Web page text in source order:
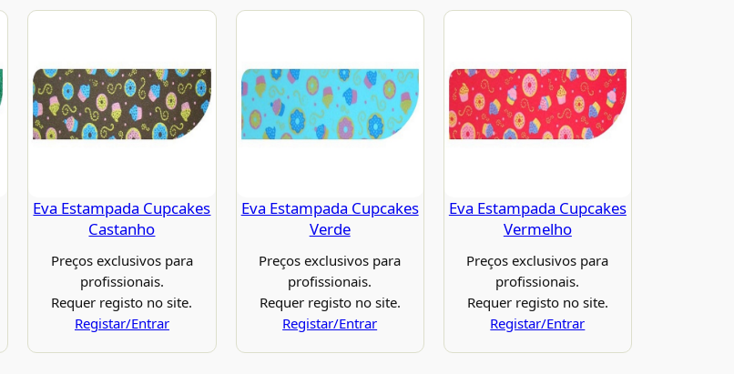
Eva Estampada Cupcakes
Castanho
Preços exclusivos para
profissionais.
Requer registo no site.
Registar/Entrar
Eva Estampada Cupcakes
Verde
Preços exclusivos para
profissionais.
Requer registo no site.
Registar/Entrar
Eva Estampada Cupcakes
Vermelho
Preços exclusivos para
profissionais.
Requer registo no site.
Registar/Entrar